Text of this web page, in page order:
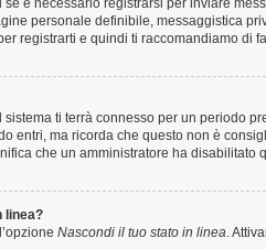
è necessario registrarsi per inviare
personale definibile, messaggistica
registrarti e quindi ti raccomandiamo di
sistema ti terrà connesso per un periodo
entri, ma ricorda che questo non è
che un amministratore ha disabilitato
linea?
Nascondi il tuo stato in linea.